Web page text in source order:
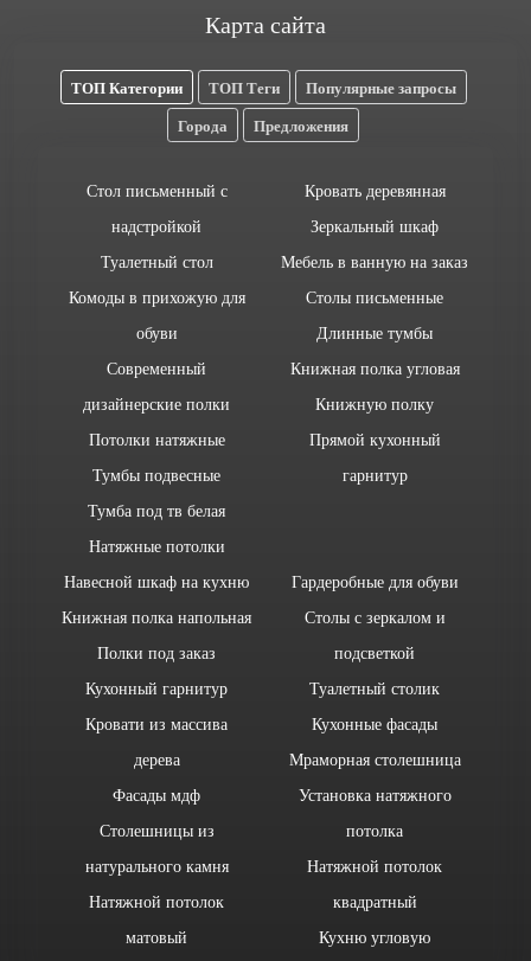
Карта сайта
ТОП Категории ТОП Теги
Популярные запросы
Города
Предложения
Стол письменный с
надстройкой
Туалетный стол
Комоды в прихожую для
обуви
Современный
дизайнерские полки
Потолки натяжные
Тумбы подвесные
Тумба под тв белая
Натяжные потолки
Кровать деревянная
Зеркальный шкаф
Мебель в ванную на заказ
Столы письменные
Длинные тумбы
Книжная полка угловая
Книжную полку
Прямой кухонный
гарнитур
Навесной шкаф на кухню
Книжная полка напольная
Полки под заказ
Кухонный гарнитур
Кровати из массива
дерева
Фасады мдф
Столешницы из
натурального камня
Натяжной потолок
матовый
Гардеробные для обуви
Столы с зеркалом и
подсветкой
Туалетный столик
Кухонные фасады
Мраморная столешница
Установка натяжного
потолка
Натяжной потолок
квадратный
Кухню угловую